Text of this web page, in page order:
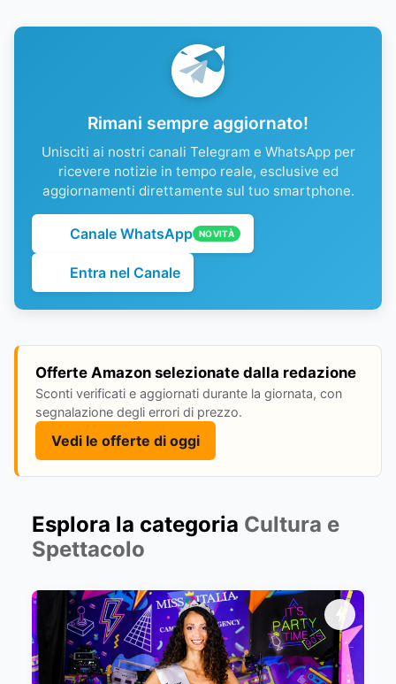
Rimani sempre aggiornato!
Unisciti ai nostri canali Telegram e WhatsApp per
ricevere notizie in tempo reale, esclusive ed
aggiornamenti direttamente sul tuo smartphone.
Canale WhatsApp NOVITÀ
Entra nel Canale
Offerte Amazon selezionate dalla redazione
Sconti verificati e aggiornati durante la giornata, con
segnalazione degli errori di prezzo.
Vedi le offerte di oggi
Esplora la categoria Cultura e
Spettacolo